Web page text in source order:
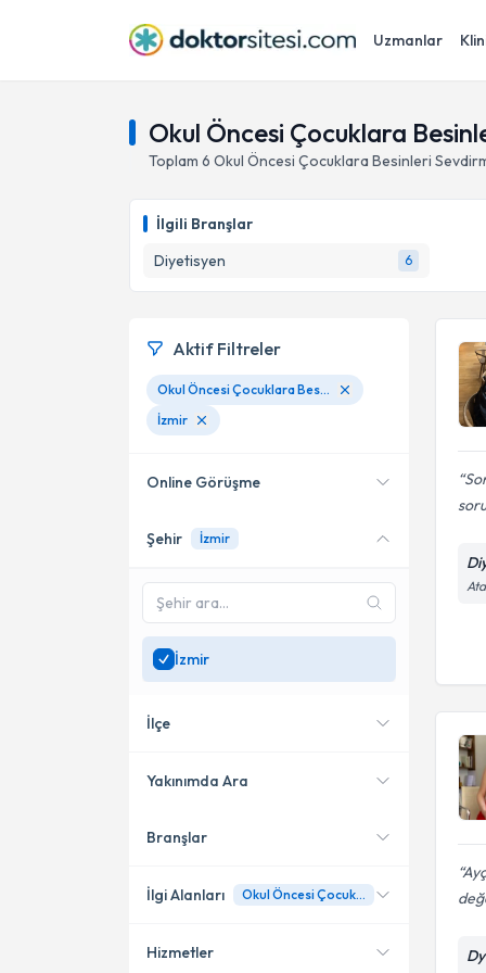
Uzmanlar
Okul Öncesi Çocuklara
Toplam 6 Okul Öncesi Çocuklara Besinleri
İlgili Branşlar
Diyetisyen
6
Aktif Filtreler
Okul Öncesi Çocuklara Besinleri Sevdirme
İzmir
Online Görüşme
Online danışmanlık sunan
Sadeceİzmir
uzman ara
Şehir İzmir
İzmir
İlçe
Çiğli
Bayraklı
Yakınımda Ara
Konumuma yakın uzmanları
Branşlar
Diyetisyen
İlgi Alanları Okul Öncesi Çocuklara Besinleri Sevdirme
Hizmetler